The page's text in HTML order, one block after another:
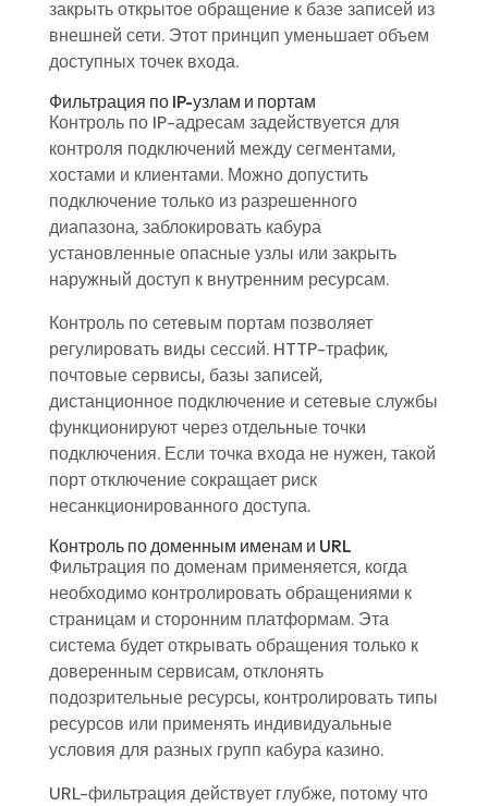
закрыть открытое обращение к базе записей из
внешней сети. Этот принцип уменьшает объем
доступных точек входа.
Фильтрация по IP-узлам и портам
Контроль по IP-адресам задействуется для
контроля подключений между сегментами,
хостами и клиентами. Можно допустить
подключение только из разрешенного
диапазона, заблокировать кабура
установленные опасные узлы или закрыть
наружный доступ к внутренним ресурсам.
Контроль по сетевым портам позволяет
регулировать виды сессий. HTTP-трафик,
почтовые сервисы, базы записей,
дистанционное подключение и сетевые службы
функционируют через отдельные точки
подключения. Если точка входа не нужен, такой
порт отключение сокращает риск
несанкционированного доступа.
Контроль по доменным именам и URL
Фильтрация по доменам применяется, когда
необходимо контролировать обращениями к
страницам и сторонним платформам. Эта
система будет открывать обращения только к
доверенным сервисам, отклонять
подозрительные ресурсы, контролировать типы
ресурсов или применять индивидуальные
условия для разных групп кабура казино.
URL-фильтрация действует глубже, потому что